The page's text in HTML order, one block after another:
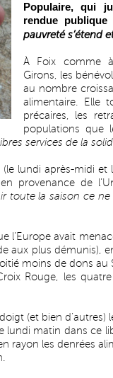
Populaire, qui
rendue
pauvreté s’étend
À Foix comme
Girons, les
au nombre
alimentaire. Elle
précaires, les
populations que
services de la
lundi après-midi et
provenance de
toute la saison ce
l’Europe avait
aux plus démunis),
moins de dons au
Rouge, les quatre
(et bien d’autres)
lundi matin dans ce
rayon les denrées